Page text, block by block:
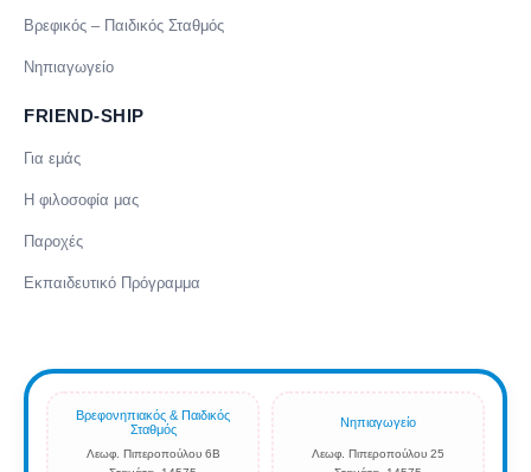
Βρεφικός – Παιδικός Σταθμός
Νηπιαγωγείο
FRIEND-SHIP
Για εμάς
Η φιλοσοφία μας
Παροχές
Εκπαιδευτικό Πρόγραμμα
Βρεφονηπιακός & Παιδικός
Σταθμός
Λεωφ. Πιπεροπούλου 6Β
Νηπιαγωγείο
Λεωφ. Πιπεροπούλου 25